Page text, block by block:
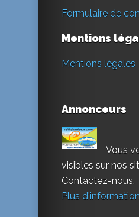
Formulaire de
Mentions
Mentions légales
Annonceurs
Vous
visibles sur nos
Contactez-nous.
Plus